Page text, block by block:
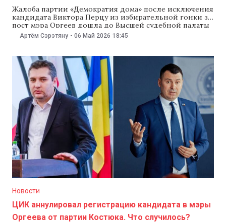
Жалоба партии «Демократия дома» после исключения
кандидата Виктора Перцу из избирательной гонки за
пост мэра Оргеев дошла до Высшей судебной палаты
(ВСП). Это произошло после того, как Апелляционная
палата передала дело в суд Оргеева, а тот отказался
компетенции» между инстанциями. Костюк назвал
ситуацию «беспрецедентным
Артём Сэрэтяну - 06 Май 2026 18:45
Новости
ЦИК аннулировал регистрацию кандидата в мэры
Оргеева от партии Костюка. Что случилось?